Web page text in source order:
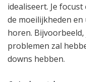
idealiseert. Je
de moeilijkheden
horen.
problemen zal
downs hebben.